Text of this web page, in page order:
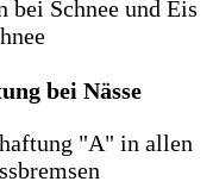
bei Schnee und Eis
bei Nässe
"A" in allen